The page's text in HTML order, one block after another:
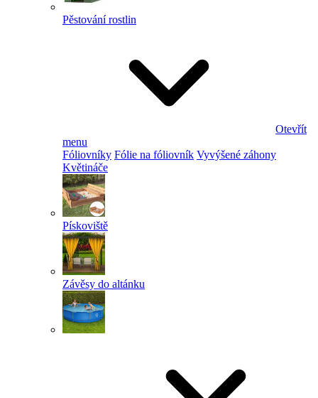
Pěstování rostlin
Otevřít
menu
Fóliovníky Fólie na fóliovník Vyvýšené záhony
Květináče
Pískoviště
Závěsy do altánku